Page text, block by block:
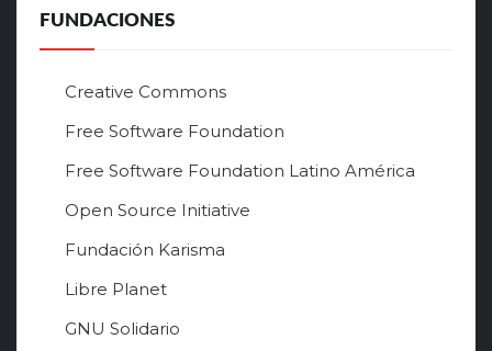
FUNDACIONES
Creative Commons
Free Software Foundation
Free Software Foundation Latino América
Open Source Initiative
Fundación Karisma
Libre Planet
GNU Solidario